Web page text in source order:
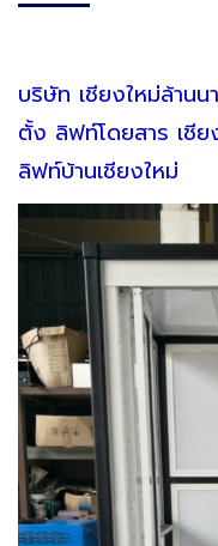
บริษัท เชียงใหม่ล้าน
ตั้ง ลิฟท์โดยสาร เชีย
ลิฟท์บ้านเชียงใหม่